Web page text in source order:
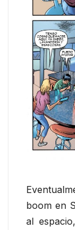
boom en
al